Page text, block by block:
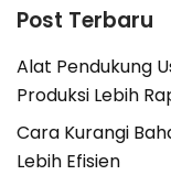
Post Terbaru
Alat Pendukung
Produksi Lebih
Cara Kurangi
Lebih Efisien